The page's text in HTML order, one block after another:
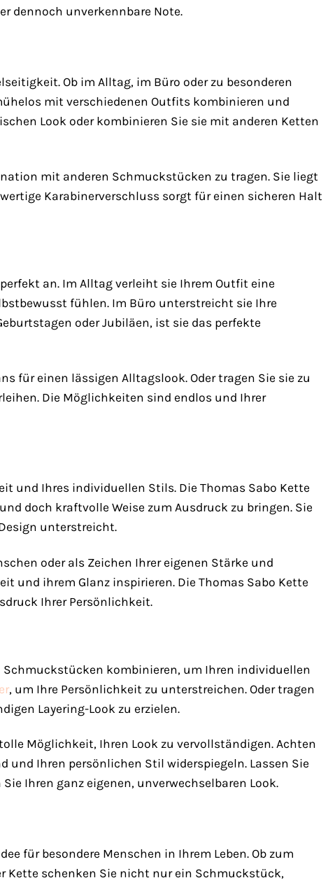
dennoch unverkennbare Note.
Ob im Alltag, im Büro oder zu besonderen
mit verschiedenen Outfits kombinieren und
Look oder kombinieren Sie sie mit anderen Ketten
mit anderen Schmuckstücken zu tragen. Sie liegt
Karabinerverschluss sorgt für einen sicheren Halt
an. Im Alltag verleiht sie Ihrem Outfit eine
fühlen. Im Büro unterstreicht sie Ihre
oder Jubiläen, ist sie das perfekte
für einen lässigen Alltagslook. Oder tragen Sie sie zu
Die Möglichkeiten sind endlos und Ihrer
und Ihres individuellen Stils. Die Thomas Sabo Kette
doch kraftvolle Weise zum Ausdruck zu bringen. Sie
unterstreicht.
oder als Zeichen Ihrer eigenen Stärke und
und ihrem Glanz inspirieren. Die Thomas Sabo Kette
Ihrer Persönlichkeit.
Schmuckstücken kombinieren, um Ihren individuellen
, um Ihre Persönlichkeit zu unterstreichen. Oder tragen
Layering-Look zu erzielen.
Möglichkeit, Ihren Look zu vervollständigen. Achten
Ihren persönlichen Stil widerspiegeln. Lassen Sie
Ihren ganz eigenen, unverwechselbaren Look.
für besondere Menschen in Ihrem Leben. Ob zum
Kette schenken Sie nicht nur ein Schmuckstück,